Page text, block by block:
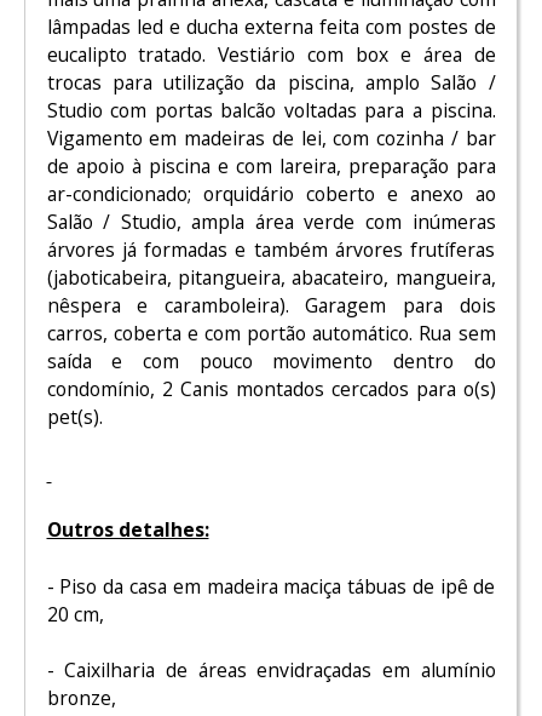
lâmpadas led e ducha externa feita com postes de
eucalipto tratado. Vestiário com box e área de
trocas para utilização da piscina, amplo Salão /
Studio com portas balcão voltadas para a piscina.
Vigamento em madeiras de lei, com cozinha / bar
de apoio à piscina e com lareira, preparação para
ar-condicionado; orquidário coberto e anexo ao
Salão / Studio, ampla área verde com inúmeras
árvores já formadas e também árvores frutíferas
(jaboticabeira, pitangueira, abacateiro, mangueira,
nêspera e caramboleira). Garagem para dois
carros, coberta e com portão automático. Rua sem
saída e com pouco movimento dentro do
condomínio, 2 Canis montados cercados para o(s)
pet(s).
Outros detalhes:
- Piso da casa em madeira maciça tábuas de ipê de
20 cm,
- Caixilharia de áreas envidraçadas em alumínio
bronze,